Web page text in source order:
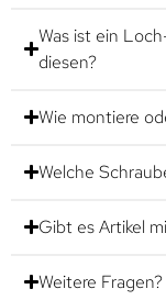
Was ist ein
diesen?
Wie montiere
Welche
Gibt es Artikel
Weitere Fragen?